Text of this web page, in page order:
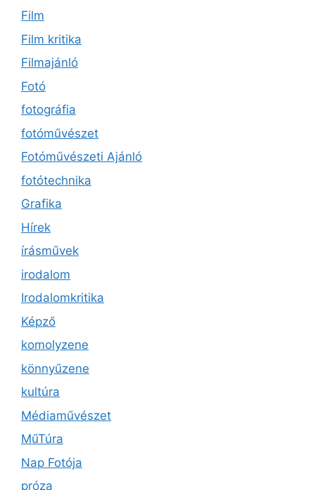
Film
Film kritika
Filmajánló
Fotó
fotográfia
fotóművészet
Fotóművészeti Ajánló
fotótechnika
Grafika
Hírek
írásművek
irodalom
Irodalomkritika
Képző
komolyzene
könnyűzene
kultúra
Médiaművészet
MűTúra
Nap Fotója
próza